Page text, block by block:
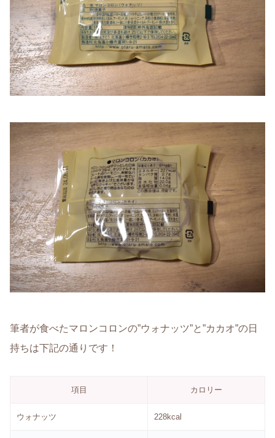
筆者が食べたマロンコロンの”ウォナッツ”と”カカオ”の日
持ちは下記の通りです！
項目 カロリー
ウォナッツ 228kcal